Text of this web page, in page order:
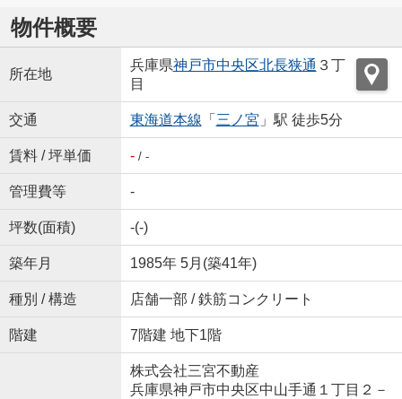
物件概要
所在地
兵庫県神戸市中央区北長狭通 ３丁
目
交通 東海道本線 「 三ノ宮 」駅 徒歩5分
賃料 / 坪単価 -/ -
管理費等 -
坪数(面積) -(-)
築年月 1985年 5月(築41年)
種別 / 構造 店舗一部 / 鉄筋コンクリート
階建 7階建 地下1階
株式会社三宮不動産
兵庫県神戸市中央区中山手通１丁目２－